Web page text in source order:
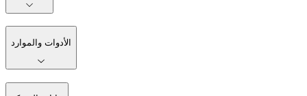
الأدوات والموارد